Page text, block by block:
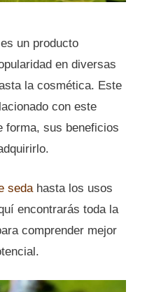
es un producto
en diversas
la cosmética. Este
con este
forma, sus beneficios
sedahasta los usos
encontrarás toda la
comprender mejor